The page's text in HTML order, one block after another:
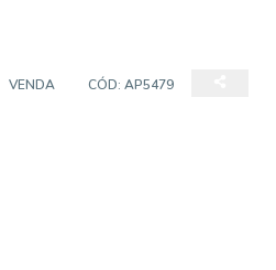
VENDA CÓD: AP5479